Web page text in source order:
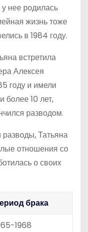
нее родилась
жизнь тоже
в 1984 году.
встретила
Алексея
году и имели
более 10 лет,
разводом.
Татьяна
отношения со
о своих
брака
1968